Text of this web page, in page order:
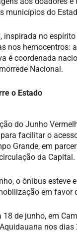
municípios do
inspirada no
nos hemocentros:
é coordenada
Nacional.
o Estado
do Junho
facilitar o
Grande, em
da Capital.
o ônibus
em favor
de junho, em
nos dias